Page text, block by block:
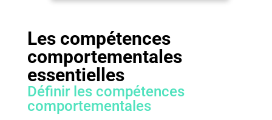
Les compétences
comportementales
essentielles
Définir les compétences
comportementales